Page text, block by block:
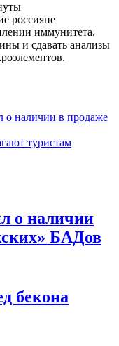
россияне
иммунитета.
и сдавать анализы
о наличии в продаже
туристам
о наличии
БАДов
бекона